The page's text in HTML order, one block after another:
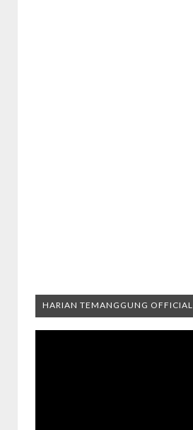
HARIAN TEMANGGUNG OFFICIAL